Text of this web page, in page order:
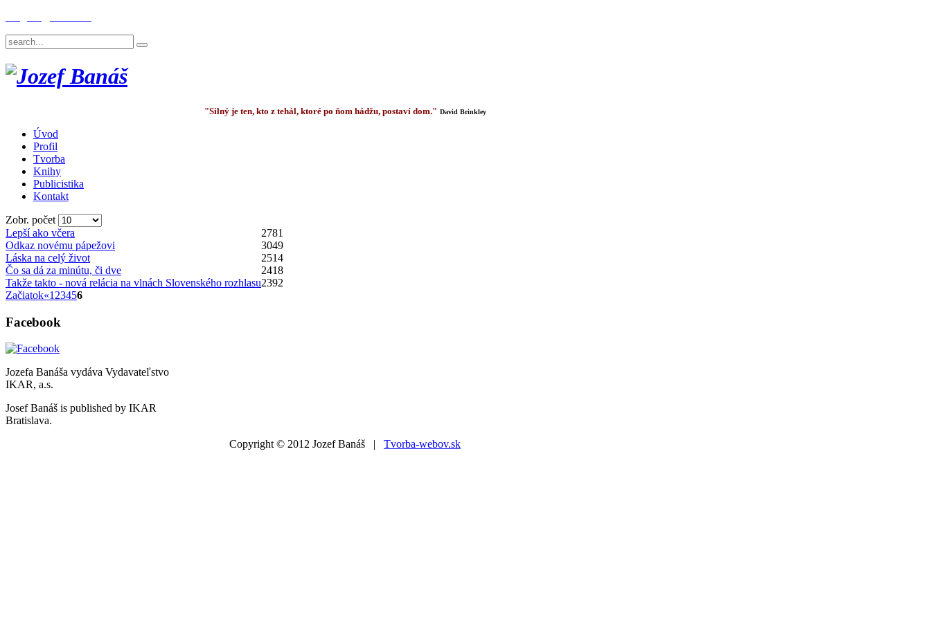
"Silný je ten, kto z tehál, ktoré po ňom hádžu, postaví dom." David Brinkley
Úvod
Profil
Tvorba
Knihy
Publicistika
Kontakt
Zobr. počet
Lepší ako včera
2781
Odkaz novému pápežovi
3049
Láska na celý život
2514
Čo sa dá za minútu, či dve
2418
Takže takto - nová relácia na vlnách Slovenského rozhlasu2392
Začiatok«1 23456
Facebook
Jozefa Banáša vydáva Vydavateľstvo
IKAR, a.s.
Josef Banáš is published by IKAR
Bratislava.
Copyright © 2012 Jozef Banáš | Tvorba-webov.sk